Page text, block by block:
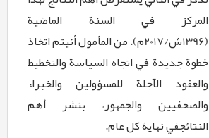
المركز في السنة الماضية
(1396ش/2017م). من المأمول أنيتم اتخاذ
خطوة جديدة في اتجاه السياسة والتخطيط
والعقود الآجلة للمسؤولين والخبراء
والصحفيين والجمهور، بنشر أهم
النتائجفي نهاية كل عام.